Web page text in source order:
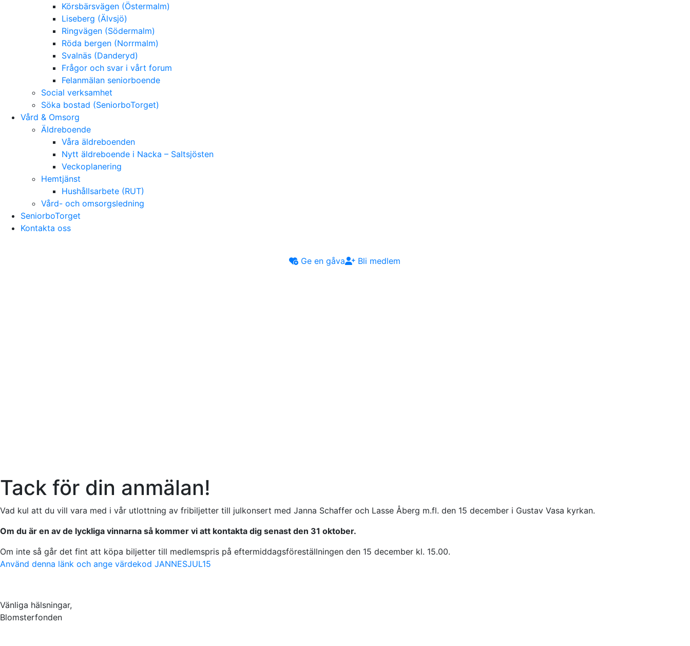
Körsbärsvägen (Östermalm)
Liseberg (Älvsjö)
Ringvägen (Södermalm)
Röda bergen (Norrmalm)
Svalnäs (Danderyd)
Frågor och svar i vårt forum
Felanmälan seniorboende
Social verksamhet
Söka bostad (SeniorboTorget)
Vård & Omsorg
Äldreboende
Våra äldreboenden
Nytt äldreboende i Nacka – Saltsjösten
Veckoplanering
Hemtjänst
Hushållsarbete (RUT)
Vård- och omsorgsledning
SeniorboTorget
Kontakta oss
Ge en gåva Bli medlem
Tack för din anmälan!
Vad kul att du vill vara med i vår utlottning av fribiljetter till julkonsert med Janna Schaffer och Lasse Åberg m.fl. den 15 december i Gustav Vasa kyrkan.
Om du är en av de lyckliga vinnarna så kommer vi att kontakta dig senast den 31 oktober.
Om inte så går det fint att köpa biljetter till medlemspris på eftermiddagsföreställningen den 15 december kl. 15.00.
Använd denna länk och ange värdekod JANNESJUL15
Vänliga hälsningar,
Blomsterfonden